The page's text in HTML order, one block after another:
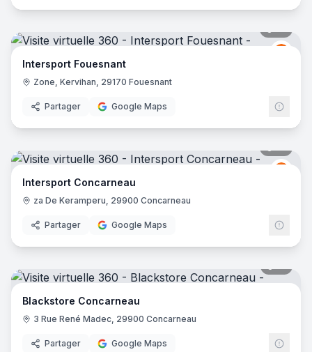
Intersport Fouesnant
Zone, Kervihan, 29170 Fouesnant
Partager Google Maps
Intersport Concarneau
za De Keramperu, 29900 Concarneau
Partager Google Maps
Blackstore Concarneau
3 Rue René Madec, 29900 Concarneau
Partager Google Maps